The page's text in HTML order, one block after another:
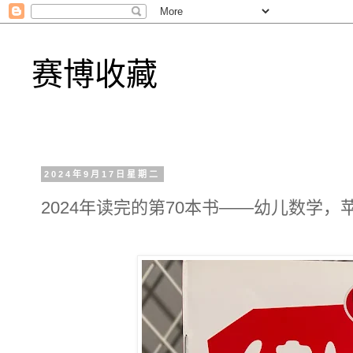
赛博收藏
2024年9月17日星期二
2024年读完的第70本书——幼儿数学，